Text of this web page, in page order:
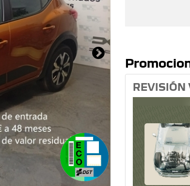
REVISIÓN